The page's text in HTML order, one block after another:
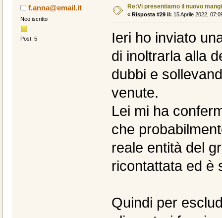
f.anna@email.it
Neo iscritto
Post: 5
Re:Vi presentiamo il nuovo
« Risposta #29 il: 15 Aprile 2022,
Ieri ho inviato
di inoltrarla alla
dubbi e
venute.
Lei mi ha
che
reale entità del
ricontattata ed è
Quindi per